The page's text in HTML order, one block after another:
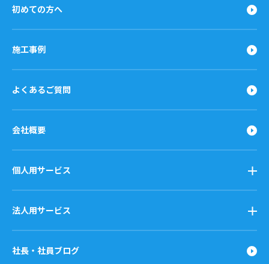
初めての方へ
施工事例
よくあるご質問
会社概要
個人用サービス
法人用サービス
社長・社員ブログ